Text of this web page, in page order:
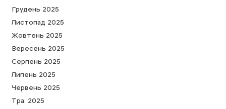
Грудень 2025
Листопад 2025
Жовтень 2025
Вересень 2025
Серпень 2025
Липень 2025
Червень 2025
Тра. 2025